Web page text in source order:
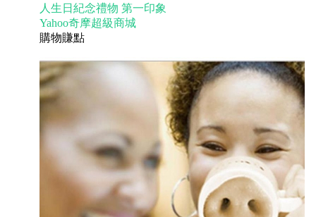
人生日紀念禮物 第一印象
Yahoo奇摩超級商城
購物賺點